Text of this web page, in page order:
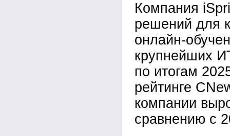
Компания
решений для
онлайн-
крупнейших
по итогам
рейтинге
компании
сравнению с